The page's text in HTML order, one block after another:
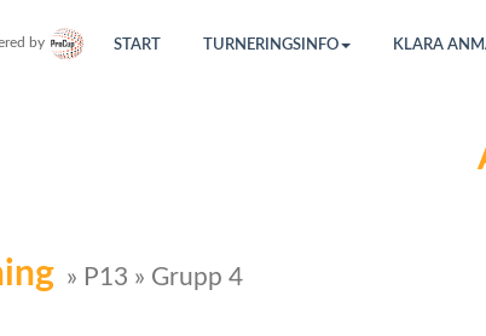
by START TURNERINGSINFO KLARA
» P13 » Grupp 4